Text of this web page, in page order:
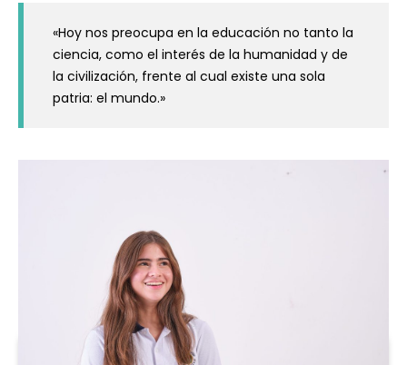
«Hoy nos preocupa en la educación no tanto la
ciencia, como el interés de la humanidad y de
la civilización, frente al cual existe una sola
patria: el mundo.»